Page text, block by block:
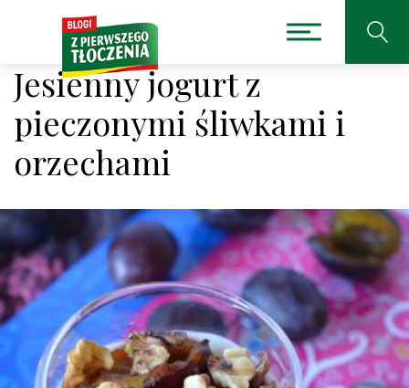
Jesienny jogurt z
pieczonymi śliwkami i
orzechami